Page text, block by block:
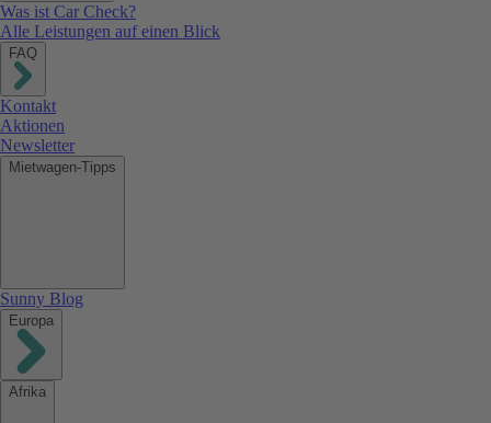
Was ist Car Check?
Alle Leistungen auf einen Blick
FAQ
Kontakt
Aktionen
Newsletter
Mietwagen-Tipps
Sunny Blog
Europa
Afrika